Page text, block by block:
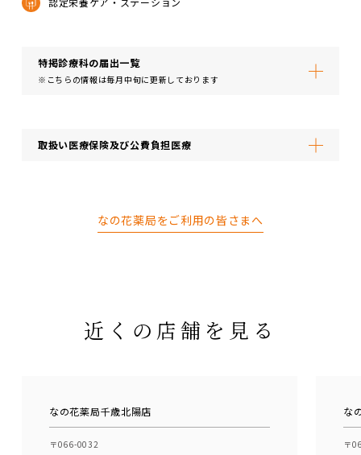
特掲診療科の届出⼀覧
※こちらの情報は毎月中旬に更新しております
取扱い医療保険及び公費負担医療
なの花薬局をご利用の皆さまへ
近くの店舗を見る
なの花薬局千歳北陽店
〒066-0032
な
〒